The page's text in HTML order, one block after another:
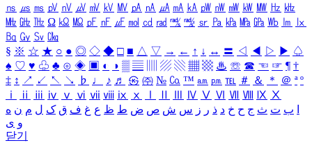
㎱ ㎲ ㎳ ㎴ ㎵ ㎶ ㎷ ㎸ ㎹ ㎀ ㎁ ㎂ ㎃ ㎄ ㎺ ㎻ ㎽ ㎾ ㎿ ㎐ ㎑
㎒ ㎓ ㎔ Ω ㏀ ㏁ ㎊ ㎋ ㎌ ㏖ ㏅ ㎭ ㎮ ㎯ ㏛ ㎩ ㎪ ㎫ ㎬ ㏝ ㏐
㏓
㏃ ㏉ ㏜ ㏆
§ ※ ☆ ★ ○ ● ◎ ◇ ◆ □ ■ △ ▽ → ← ↑ ↓ ↔ 〓 ◁ ◀ ▷ ▶ ♤
♠ ♡ ♥ ♧ ♣ ⊙ ◈ ▣ ◐ ◑ ▒ ▤ ▨ ▧ ▦ ▩ ♨ ☏ ☎ ☜ ☞ ¶ †
‡ ↕ ↗ ↙ ↖ ↘ ♭ ♩ ♪ ♬ ㉿ ㈜ № ㏇ ™ ㏂ ㏘ ℡ ＃ ＆ ＊ ＠ ª º
ⅰ
ⅱ ⅲ ⅳ ⅴ ⅵ ⅶ ⅷ ⅸ ⅹ Ⅳ Ⅴ Ⅵ Ⅶ Ⅷ Ⅸ Ⅹ
ب ت ث ج ح خ د ذ ر ز س ش ص ض ط ظ ع غ ف ق ک ل م ن ه
و ی
닫기